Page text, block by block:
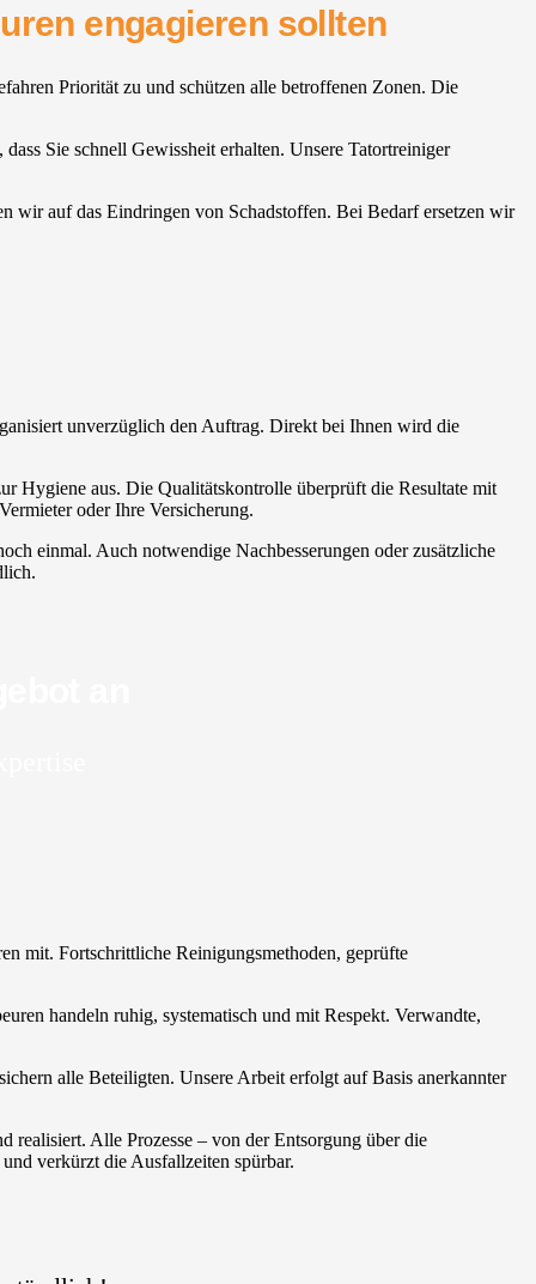
engagieren sollten
Priorität zu und schützen alle betroffenen Zonen. Die
Sie schnell Gewissheit erhalten. Unsere Tatortreiniger
wir auf das Eindringen von Schadstoffen. Bei Bedarf ersetzen wir
unverzüglich den Auftrag. Direkt bei Ihnen wird die
Hygiene aus. Die Qualitätskontrolle überprüft die Resultate mit
oder Ihre Versicherung.
einmal. Auch notwendige Nachbesserungen oder zusätzliche
mit. Fortschrittliche Reinigungsmethoden, geprüfte
handeln ruhig, systematisch und mit Respekt. Verwandte,
alle Beteiligten. Unsere Arbeit erfolgt auf Basis anerkannter
realisiert. Alle Prozesse – von der Entsorgung über die
verkürzt die Ausfallzeiten spürbar.